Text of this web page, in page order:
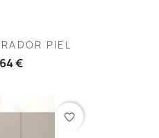
PIEL
€
favorite_border